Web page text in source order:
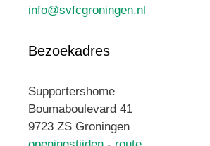
info@svfcgroningen.nl
Bezoekadres
Supportershome
Boumaboulevard 41
9723 ZS Groningen